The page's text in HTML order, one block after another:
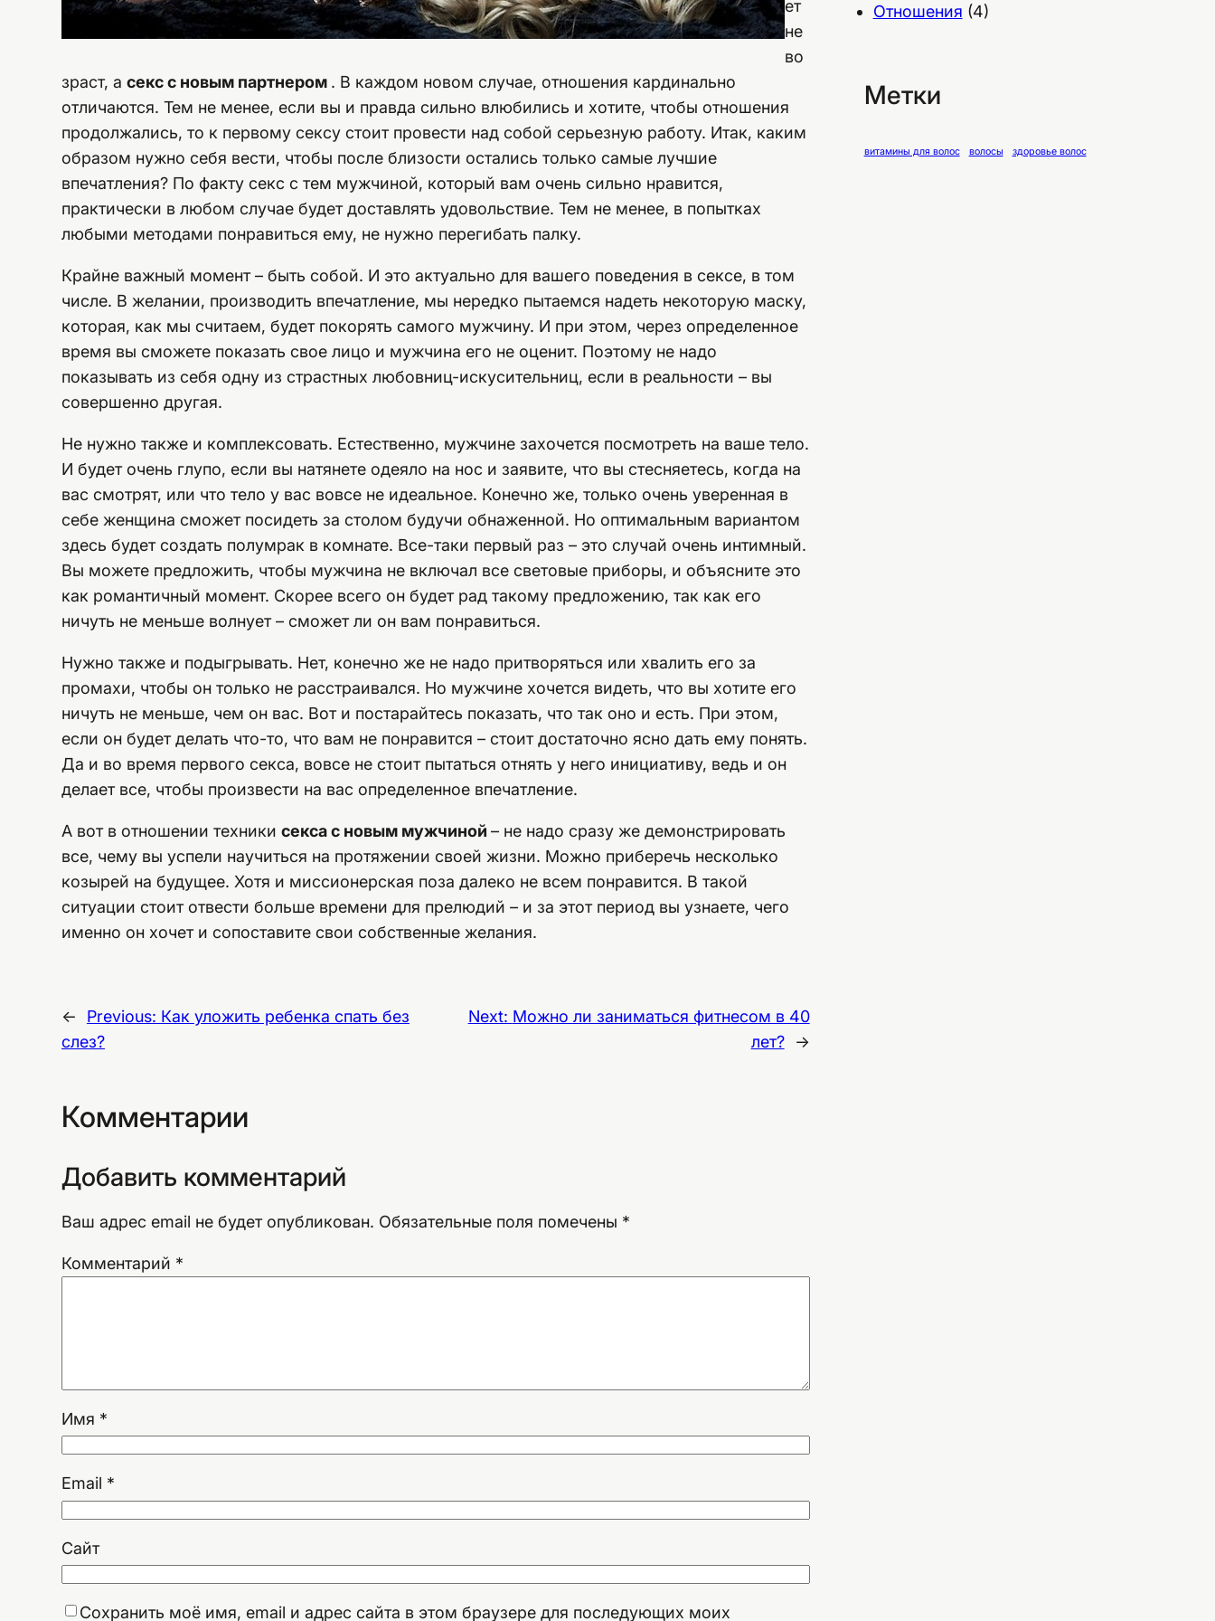
ет
не
во
зраст, а секс с новым партнером . В каждом новом случае, отношения кардинально
отличаются. Тем не менее, если вы и правда сильно влюбились и хотите, чтобы отношения
продолжались, то к первому сексу стоит провести над собой серьезную работу. Итак, каким
образом нужно себя вести, чтобы после близости остались только самые лучшие
впечатления? По факту секс с тем мужчиной, который вам очень сильно нравится,
практически в любом случае будет доставлять удовольствие. Тем не менее, в попытках
любыми методами понравиться ему, не нужно перегибать палку.
Крайне важный момент – быть собой. И это актуально для вашего поведения в сексе, в том
числе. В желании, производить впечатление, мы нередко пытаемся надеть некоторую маску,
которая, как мы считаем, будет покорять самого мужчину. И при этом, через определенное
время вы сможете показать свое лицо и мужчина его не оценит. Поэтому не надо
показывать из себя одну из страстных любовниц-искусительниц, если в реальности – вы
совершенно другая.
Не нужно также и комплексовать. Естественно, мужчине захочется посмотреть на ваше тело.
И будет очень глупо, если вы натянете одеяло на нос и заявите, что вы стесняетесь, когда на
вас смотрят, или что тело у вас вовсе не идеальное. Конечно же, только очень уверенная в
себе женщина сможет посидеть за столом будучи обнаженной. Но оптимальным вариантом
здесь будет создать полумрак в комнате. Все-таки первый раз – это случай очень интимный.
Вы можете предложить, чтобы мужчина не включал все световые приборы, и объясните это
как романтичный момент. Скорее всего он будет рад такому предложению, так как его
ничуть не меньше волнует – сможет ли он вам понравиться.
Нужно также и подыгрывать. Нет, конечно же не надо притворяться или хвалить его за
промахи, чтобы он только не расстраивался. Но мужчине хочется видеть, что вы хотите его
ничуть не меньше, чем он вас. Вот и постарайтесь показать, что так оно и есть. При этом,
если он будет делать что-то, что вам не понравится – стоит достаточно ясно дать ему понять.
Да и во время первого секса, вовсе не стоит пытаться отнять у него инициативу, ведь и он
делает все, чтобы произвести на вас определенное впечатление.
А вот в отношении техники секса с новым мужчиной – не надо сразу же демонстрировать
все, чему вы успели научиться на протяжении своей жизни. Можно приберечь несколько
козырей на будущее. Хотя и миссионерская поза далеко не всем понравится. В такой
ситуации стоит отвести больше времени для прелюдий – и за этот период вы узнаете, чего
именно он хочет и сопоставите свои собственные желания.
← Previous: Как уложить ребенка спать без
слез?
Next: Можно ли заниматься фитнесом в 40
лет?
→
Комментарии
Добавить комментарий
Ваш адрес email не будет опубликован. Обязательные поля помечены *
Комментарий *
Имя *
Email *
Сайт
Сохранить моё имя, email и адрес сайта в этом браузере для последующих моих
Отношения (4)
Метки
витамины для волос волосы здоровье волос